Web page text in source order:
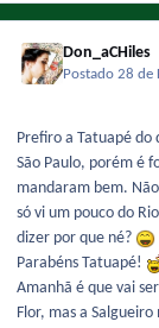
Don_aCHiles
Postado28 de
Prefiro a Tatuapé
São Paulo, porém é
mandaram bem.
só vi um pouco do
dizer por que né?
Parabéns Tatuapé!
Amanhã é que vai
Flor, mas a